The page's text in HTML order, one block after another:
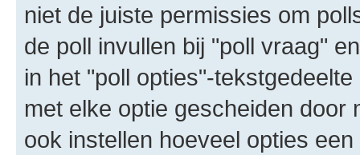
niet de juiste permissies om
de poll invullen bij "poll vraag"
in het "poll opties"-
met elke optie gescheiden door
ook instellen hoeveel opties